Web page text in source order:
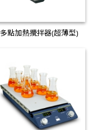
多點加熱攪拌器(超薄型)